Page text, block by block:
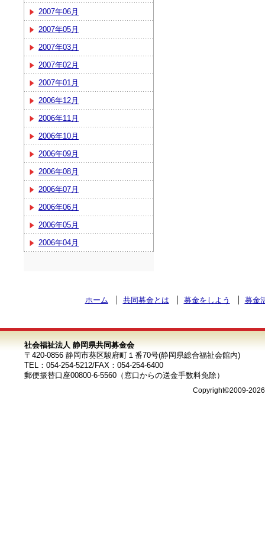
2007年06月
2007年05月
2007年03月
2007年02月
2007年01月
2006年12月
2006年11月
2006年10月
2006年09月
2006年08月
2006年07月
2006年06月
2006年05月
2006年04月
ホーム 共同募金とは 募金をしよう 募金
社会福祉法人 静岡県共同募金会
〒420-0856 静岡市葵区駿府町１番70号(静岡県総合福祉会館内)
TEL：054-254-5212/FAX：054-254-6400
郵便振替口座00800-6-5560（窓口からの送金手数料免除）
Copyright©2009-